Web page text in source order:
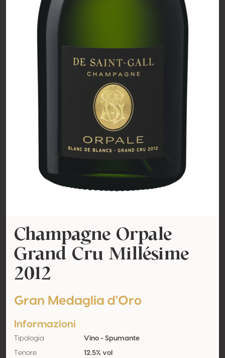
Champagne Orpale
Grand Cru Millésime
2012
Gran Medaglia d'Oro
Informazioni
Tipologia Vino - Spumante
Tenore
12.5% vol